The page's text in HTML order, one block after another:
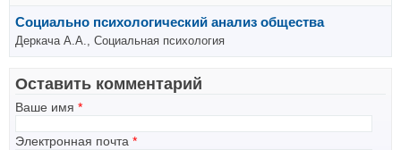
Социально психологический анализ общества
Деркача А.А., Социальная психология
Оставить комментарий
Ваше имя *
Электронная почта *